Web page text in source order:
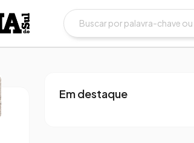
Em destaque
Bagé